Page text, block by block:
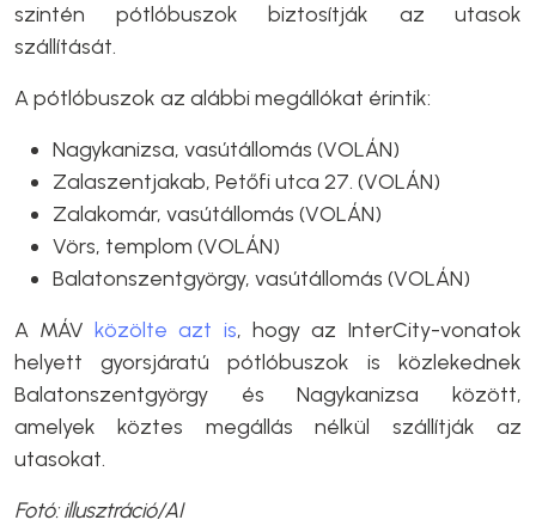
szintén pótlóbuszok biztosítják az utasok
szállítását.
A pótlóbuszok az alábbi megállókat érintik:
Nagykanizsa, vasútállomás (VOLÁN)
Zalaszentjakab, Petőfi utca 27. (VOLÁN)
Zalakomár, vasútállomás (VOLÁN)
Vörs, templom (VOLÁN)
Balatonszentgyörgy, vasútállomás (VOLÁN)
A MÁVközölte azt is, hogy az InterCity-vonatok
helyett gyorsjáratú pótlóbuszok is közlekednek
Balatonszentgyörgy és Nagykanizsa között,
amelyek köztes megállás nélkül szállítják az
utasokat.
Fotó: illusztráció/AI